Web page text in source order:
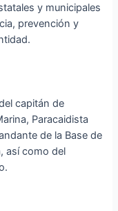
y municipales
prevención y
capitán de
Paracaidista
de la Base de
así como del